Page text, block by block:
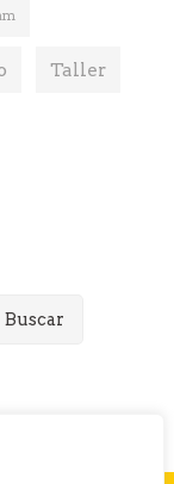
Taller